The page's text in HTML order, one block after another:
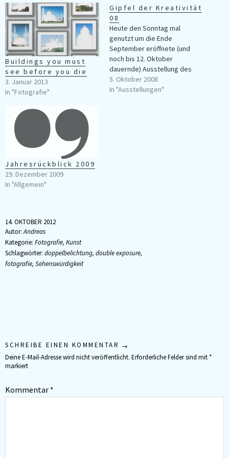
Buildings you must
see before you die
3. Januar 2013
In "Fotografie"
Gipfel der Kreativität
08
Heute den Sonntag mal
genutzt um die Ende
September eröffnete (und
noch bis 12. Oktober
dauernde) Ausstellung des
ADC mit den "innovativsten
Kreativarbeiten des letzten
5. Oktober 2008
In "Ausstellungen"
Jahresrückblick 2009
29. Dezember 2009
In "Allgemein"
14. OKTOBER 2012
Autor:Andreas
Kategorie: Fotografie, Kunst
Schlagwörter: doppelbelichtung, double exposure,
fotografie, Sehenswürdigkeit
SCHREIBE EINEN KOMMENTAR
Deine E-Mail-Adresse wird nicht veröffentlicht. Erforderliche Felder sind mit*
markiert
Kommentar *